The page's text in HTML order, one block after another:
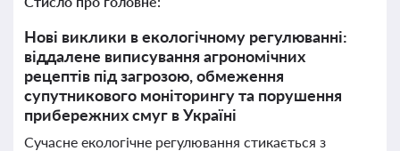
Нові виклики в екологічному регулюванні:
віддалене виписування агрономічних
рецептів під загрозою, обмеження
супутникового моніторингу та порушення
прибережних смуг в Україні
Сучасне екологічне регулювання стикається з